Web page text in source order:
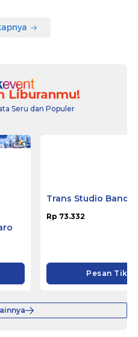
Liburanmu!
Seru dan Populer
Pesan Tiket